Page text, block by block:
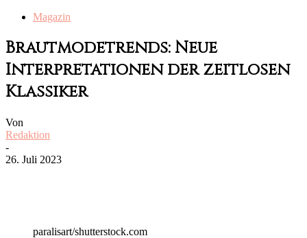
Magazin
Brautmodetrends: Neue
Interpretationen der zeitlosen
Klassiker
Von
Redaktion
-
26. Juli 2023
paralisart/shutterstock.com